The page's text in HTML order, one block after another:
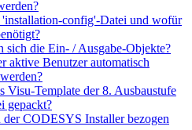
'installation-config'-Datei und wofür
sich die Ein- / Ausgabe-Objekte?
aktive Benutzer automatisch
Visu-Template der 8. Ausbaustufe
gepackt?
der CODESYS Installer bezogen